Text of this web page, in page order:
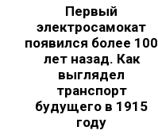
Первый
электросамокат
появился более 100
лет назад. Как
выглядел
транспорт
будущего в 1915
году